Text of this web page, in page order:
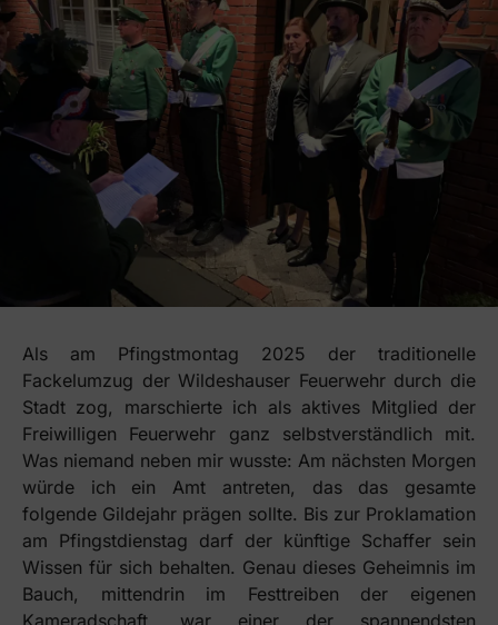
Als am Pfingstmontag 2025 der traditionelle
Fackelumzug der Wildeshauser Feuerwehr durch die
Stadt zog, marschierte ich als aktives Mitglied der
Freiwilligen Feuerwehr ganz selbstverständlich mit.
Was niemand neben mir wusste: Am nächsten Morgen
würde ich ein Amt antreten, das das gesamte
folgende Gildejahr prägen sollte. Bis zur Proklamation
am Pfingstdienstag darf der künftige Schaffer sein
Wissen für sich behalten. Genau dieses Geheimnis im
Bauch, mittendrin im Festtreiben der eigenen
Kameradschaft, war einer der spannendsten